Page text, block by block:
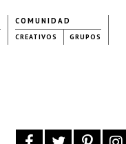
COMUNIDAD
CREATIVOS GRUPOS